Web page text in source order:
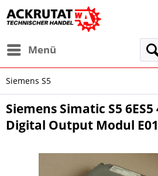
Menü
Siemens S5
Siemens Simatic S5 6ES5
Digital Output Modul E01